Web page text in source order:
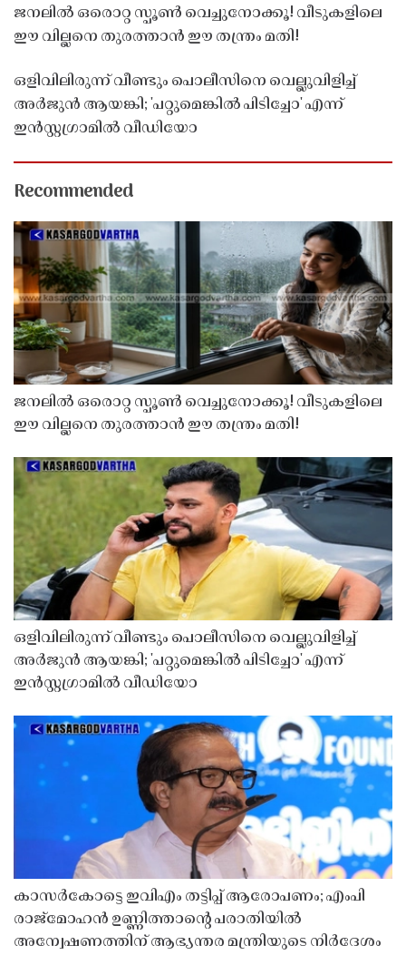
ജനലിൽ ഒരൊറ്റ സ്പൂൺ വെച്ചുനോക്കൂ! വീടുകളിലെ
ഈ വില്ലനെ തുരത്താൻ ഈ തന്ത്രം മതി!
ഒളിവിലിരുന്ന് വീണ്ടും പൊലീസിനെ വെല്ലുവിളിച്ച്
അർജുൻ ആയങ്കി; 'പറ്റുമെങ്കിൽ പിടിച്ചോ' എന്ന്
ഇൻസ്റ്റഗ്രാമിൽ വീഡിയോ
Recommended
ജനലിൽ ഒരൊറ്റ സ്പൂൺ വെച്ചുനോക്കൂ! വീടുകളിലെ
ഈ വില്ലനെ തുരത്താൻ ഈ തന്ത്രം മതി!
ഒളിവിലിരുന്ന് വീണ്ടും പൊലീസിനെ വെല്ലുവിളിച്ച്
അർജുൻ ആയങ്കി; 'പറ്റുമെങ്കിൽ പിടിച്ചോ' എന്ന്
ഇൻസ്റ്റഗ്രാമിൽ വീഡിയോ
കാസർകോട്ടെ ഇവിഎം തട്ടിപ്പ് ആരോപണം; എംപി
രാജ്‌മോഹൻ ഉണ്ണിത്താന്റെ പരാതിയിൽ
അന്വേഷണത്തിന് ആഭ്യന്തര മന്ത്രിയുടെ നിർദേശം